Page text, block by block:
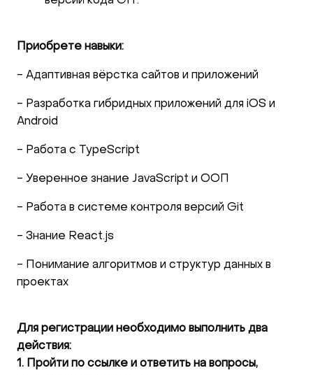
Приобрете навыки:
- Адаптивная вёрстка сайтов и приложений
- Разработка гибридных приложений для iOS и
Android
- Работа с TypeScript
- Уверенное знание JavaScript и ООП
- Работа в системе контроля версий Git
- Знание React.js
- Понимание алгоритмов и структур данных в
проектах
Для регистрации необходимо выполнить два
действия:
1. Пройти по ссылке и ответить на вопросы,